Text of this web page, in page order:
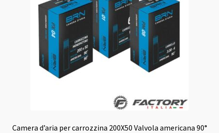
Camera d’aria per carrozzina 200X50 Valvola americana 90°